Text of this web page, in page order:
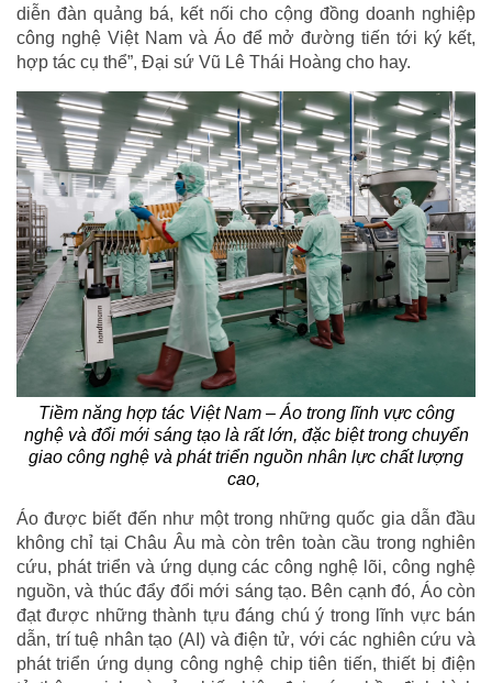
diễn đàn quảng bá, kết nối cho cộng đồng doanh nghiệp
công nghệ Việt Nam và Áo để mở đường tiến tới ký kết,
hợp tác cụ thể”, Đại sứ Vũ Lê Thái Hoàng cho hay.
Tiềm năng hợp tác Việt Nam – Áo trong lĩnh vực công
nghệ và đổi mới sáng tạo là rất lớn, đặc biệt trong chuyển
giao công nghệ và phát triển nguồn nhân lực chất lượng
cao,
Áo được biết đến như một trong những quốc gia dẫn đầu
không chỉ tại Châu Âu mà còn trên toàn cầu trong nghiên
cứu, phát triển và ứng dụng các công nghệ lõi, công nghệ
nguồn, và thúc đẩy đổi mới sáng tạo. Bên cạnh đó, Áo còn
đạt được những thành tựu đáng chú ý trong lĩnh vực bán
dẫn, trí tuệ nhân tạo (AI) và điện tử, với các nghiên cứu và
phát triển ứng dụng công nghệ chip tiên tiến, thiết bị điện